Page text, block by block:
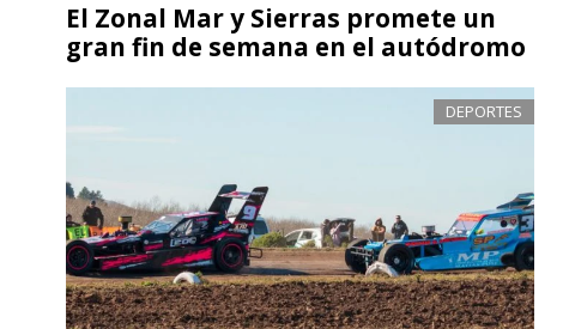
El Zonal Mar y Sierras promete un
gran fin de semana en el autódromo
DEPORTES